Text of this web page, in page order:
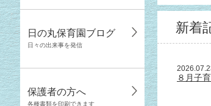
日の丸保育園ブログ
日々の出来事を発信
保護者の方へ
各種書類を印刷できます
新着
８月子